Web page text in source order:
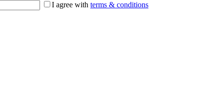
I agree with terms & conditions